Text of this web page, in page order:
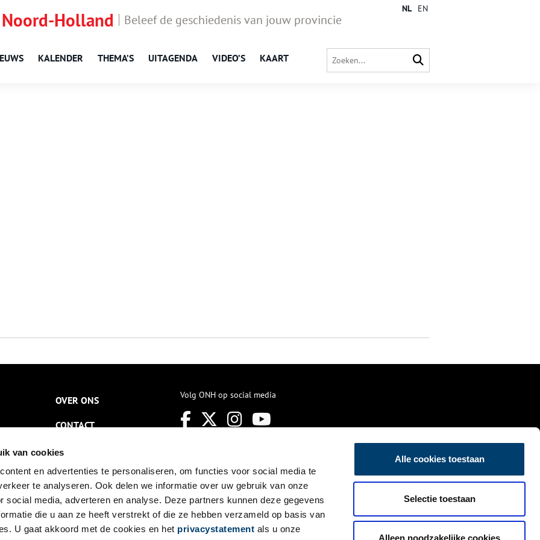
van cookies
en advertenties te personaliseren, om functies voor social media te
te analyseren. Ook delen we informatie over uw gebruik van onze
social media, adverteren en analyse. Deze partners kunnen deze gegevens
die u aan ze heeft verstrekt of die ze hebben verzameld op basis van
U gaat akkoord met de cookies en het privacystatement als u onze
Alle cookies toestaan
Selectie toestaan
Alleen noodzakelijke cookies
Holland Beleef de geschiedenis van jouw provincie
KALENDER THEMA’S UITAGENDA VIDEO’S KAART
NL EN
OVER ONS
CONTACT
NIEUWSBRIEF
DISCLAIMER
PRIVACY
TOEGANKELIJKHEID
Volg ONH op social media